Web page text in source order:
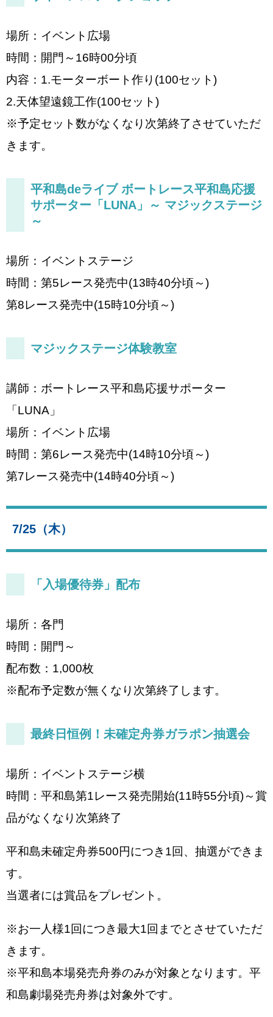
場所：イベント広場
時間：開門～16時00分頃
内容：1.モーターボート作り(100セット)
2.天体望遠鏡工作(100セット)
※予定セット数がなくなり次第終了させていただ
きます。
平和島deライブ ボートレース平和島応援
サポーター「LUNA」～ マジックステージ
～
場所：イベントステージ
時間：第5レース発売中(13時40分頃～)
第8レース発売中(15時10分頃～)
マジックステージ体験教室
講師：ボートレース平和島応援サポーター
「LUNA」
場所：イベント広場
時間：第6レース発売中(14時10分頃～)
第7レース発売中(14時40分頃～)
7/25（木）
「入場優待券」配布
場所：各門
時間：開門～
配布数：1,000枚
※配布予定数が無くなり次第終了します。
最終日恒例！未確定舟券ガラポン抽選会
場所：イベントステージ横
時間：平和島第1レース発売開始(11時55分頃)～賞
品がなくなり次第終了
平和島未確定舟券500円につき1回、抽選ができま
す。
当選者には賞品をプレゼント。
※お一人様1回につき最大1回までとさせていただ
きます。
※平和島本場発売舟券のみが対象となります。平
和島劇場発売舟券は対象外です。